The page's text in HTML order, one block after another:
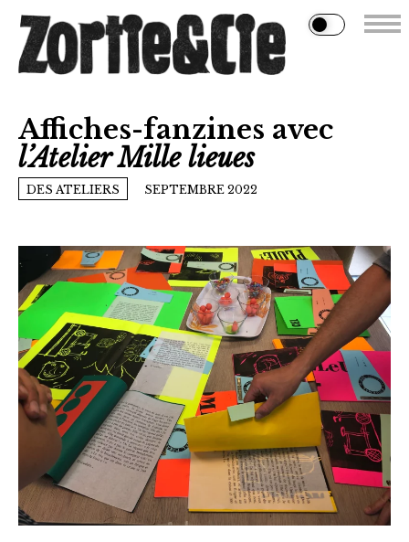
Affiches-fanzines avec
l’Atelier Mille lieues
DES ATELIERS SEPTEMBRE 2022